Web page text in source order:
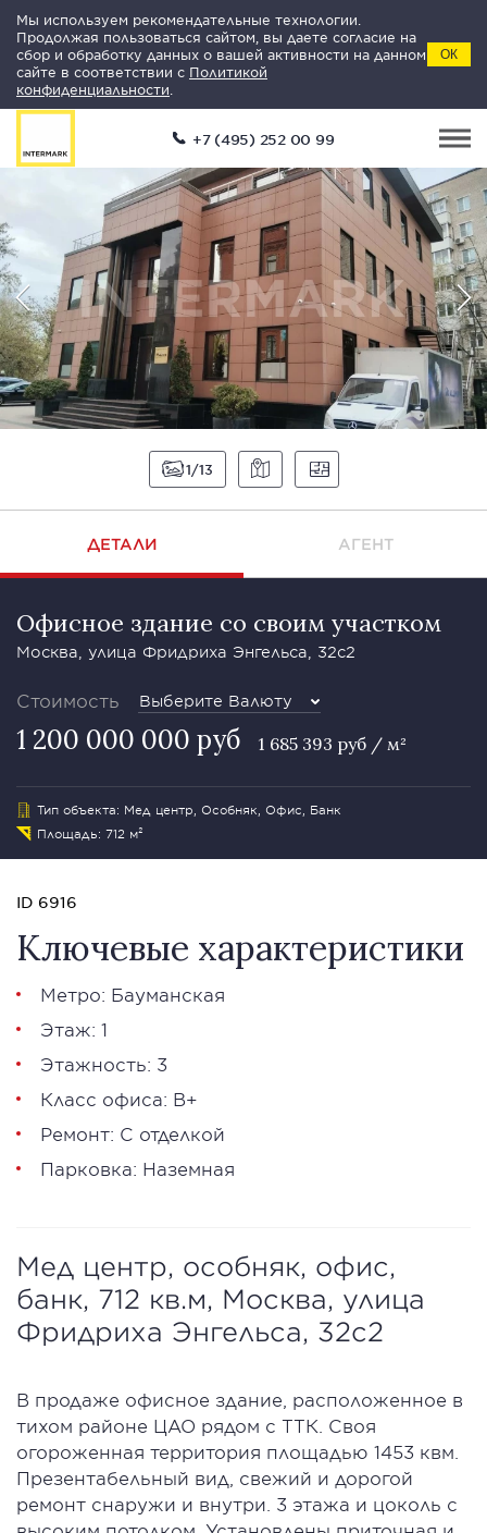
Мы используем рекомендательные технологии.
Продолжая пользоваться сайтом, вы даете согласие на
сбор и обработку данных о вашей активности на данном
сайте в соответствии с Политикой
конфиденциальности
ОК
+7 (495) 252 00 99
1 13
ДЕТАЛИ АГЕНТ
Офисное здание со своим участком
Москва, улица Фридриха Энгельса, 32с2
Стоимость Выберите Валюту
1 200 000 000 руб 1 685 393 руб / м²
Тип объекта: Мед центр, Особняк, Офис, Банк
Площадь: 712 м²
ID 6916
Ключевые характеристики
Метро: Бауманская
Этаж: 1
Этажность: 3
Класс офиса: В+
Ремонт: С отделкой
Парковка: Наземная
Мед центр, особняк, офис,
банк, 712 кв.м, Москва, улица
Фридриха Энгельса, 32с2
В продаже офисное здание, расположенное в
тихом районе ЦАО рядом с ТТК. Своя
огороженная территория площадью 1453 квм.
Презентабельный вид, свежий и дорогой
ремонт снаружи и внутри. 3 этажа и цоколь с